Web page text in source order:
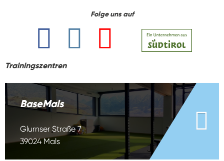
Folge uns auf
Trainingszentren
BaseMals
Glurnser Straße 7
39024 Mals